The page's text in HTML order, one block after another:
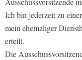
Ich bin jederzeit zu
mein ehemaliger
erteilt.
Die